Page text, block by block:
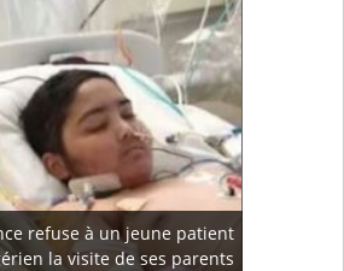
refuse à un jeune patient
la visite de ses parents